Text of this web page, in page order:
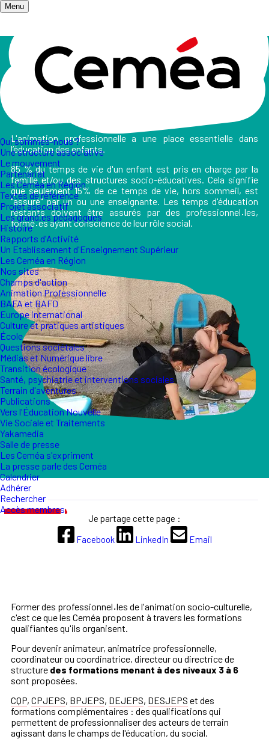
Menu
Qui sommes-nous ?
Une structure associative
Le mouvement
Partenariat
Les Ceméa en Région
Textes de référence
Projet associatif
Les grand.es pédagogues
Histoire
Rapports d'Activité
Un Etablissement d'Enseignement Supérieur
Les Ceméa en Région
Nos sites
Champs d'action
Animation Professionnelle
BAFA et BAFD
Europe international
Culture et pratiques artistiques
École
Questions sociétales
Médias et Numérique libre
Transition écologique
Santé, psychiatrie et interventions sociales
Terrain d'aventures
Publications
Vers l'Éducation Nouvelle
Vie Sociale et Traitements
Yakamedia
Salle de presse
Les Ceméa s'expriment
La presse parle des Ceméa
Calendrier
Adhérer
Rechercher
Accès membres
Accueil/
Les champs d'action
Animation Professionnelle
L'animation professionnelle a une place essentielle dans
l’éducation des enfants.
85 % du temps de vie d'un enfant est pris en charge par la
famille et/ou des structures socio-éducatives. Cela signifie
que seulement 15% de ce temps de vie, hors sommeil, est
"assuré" par un ou une enseignante. Les temps d'éducation
restants doivent être assurés par des professionnel·les,
formé·es ayant conscience de leur rôle social.
Former des professionnel·les de l'animation socio-culturelle,
c'est ce que les Ceméa proposent à travers les formations
qualifiantes qu'ils organisent.
Pour deveniranimateur, animatrice professionnelle,
coordinateur ou coordinatrice, directeur ou directrice de
structure des formations menant à des niveaux 3 à 6
sont proposées.
CQP, CPJEPS, BPJEPS, DEJEPS, DESJEPS et des
formations complémentaires : des qualifications qui
permettent de professionnaliser des acteurs de terrain
agissant dans le champs de l'éducation, du social.
Je partage cette page :
Facebook
LinkedIn Email